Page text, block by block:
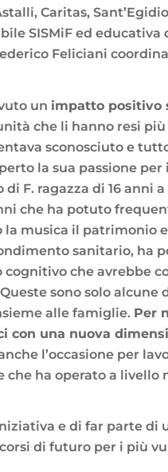
Caritas,
SISMiF ed
Feliciani
un impatto positivo
che li hanno resi
sconosciuto e
la sua passione
F. ragazza di 16 anni
che ha potuto
musica il patrimonio
sanitario, ha
che avrebbe
sono solo
alle famiglie. Per
con una nuova
l’occasione per
ha operato a
e di far parte di
di futuro per i più